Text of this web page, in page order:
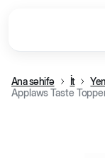
Ana səhifə İt